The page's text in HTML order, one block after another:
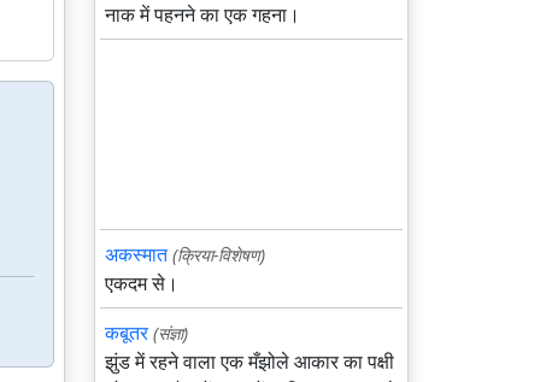
नाक में पहनने का एक गहना।
अकस्मात (क्रिया-विशेषण)
एकदम से।
कबूतर (संज्ञा)
झुंड में रहने वाला एक मँझोले आकार का पक्षी